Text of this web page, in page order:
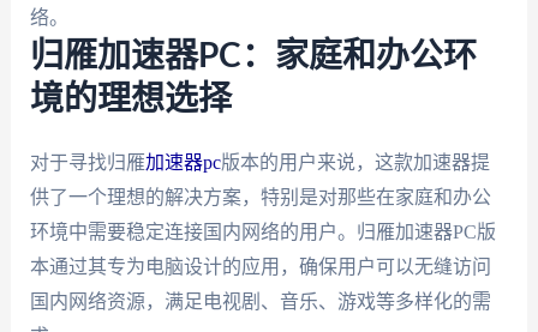
络。
归雁加速器PC：家庭和办公环
境的理想选择
对于寻找归雁加速器pc版本的用户来说，这款加速器提
供了一个理想的解决方案，特别是对那些在家庭和办公
环境中需要稳定连接国内网络的用户。归雁加速器PC版
本通过其专为电脑设计的应用，确保用户可以无缝访问
国内网络资源，满足电视剧、音乐、游戏等多样化的需